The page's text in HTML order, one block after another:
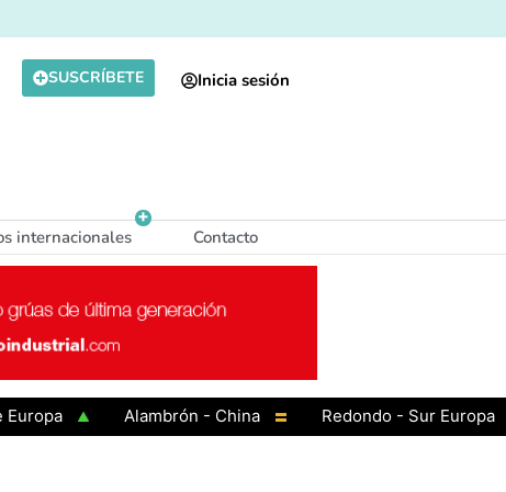
SUSCRÍBETE Inicia sesión
internacionales Contacto
Alambrón - China
Redondo - Sur Europa